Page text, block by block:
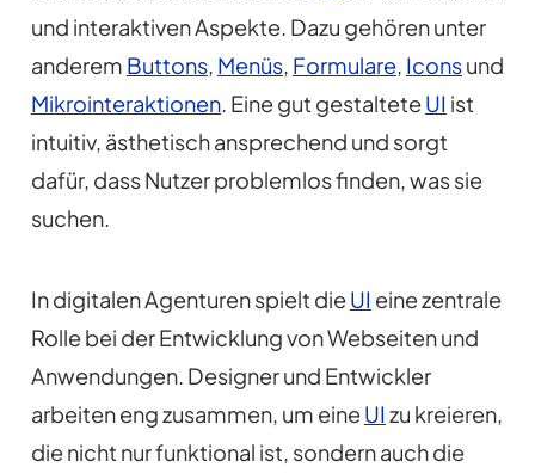
und interaktiven Aspekte. Dazu gehören unter
anderem Buttons, Menüs, Formulare, Iconsund
Mikrointeraktionen. Eine gut gestalteteUI ist
intuitiv, ästhetisch ansprechend und sorgt
dafür, dass Nutzer problemlos finden, was sie
suchen.
In digitalen Agenturen spielt dieUI eine zentrale
Rolle bei der Entwicklung von Webseiten und
Anwendungen. Designer und Entwickler
arbeiten eng zusammen, um eineUI zu kreieren,
die nicht nur funktional ist, sondern auch die